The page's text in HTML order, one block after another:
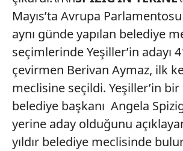
Mayıs’ta Avrupa
aynı günde yapılan belediye
seçimlerinde Yeşiller’in adayı
çevirmen Berivan Aymaz, ilk
meclisine seçildi. Yeşiller’in
belediye başkanı Angela
yerine aday olduğunu
yıldır belediye meclisinde